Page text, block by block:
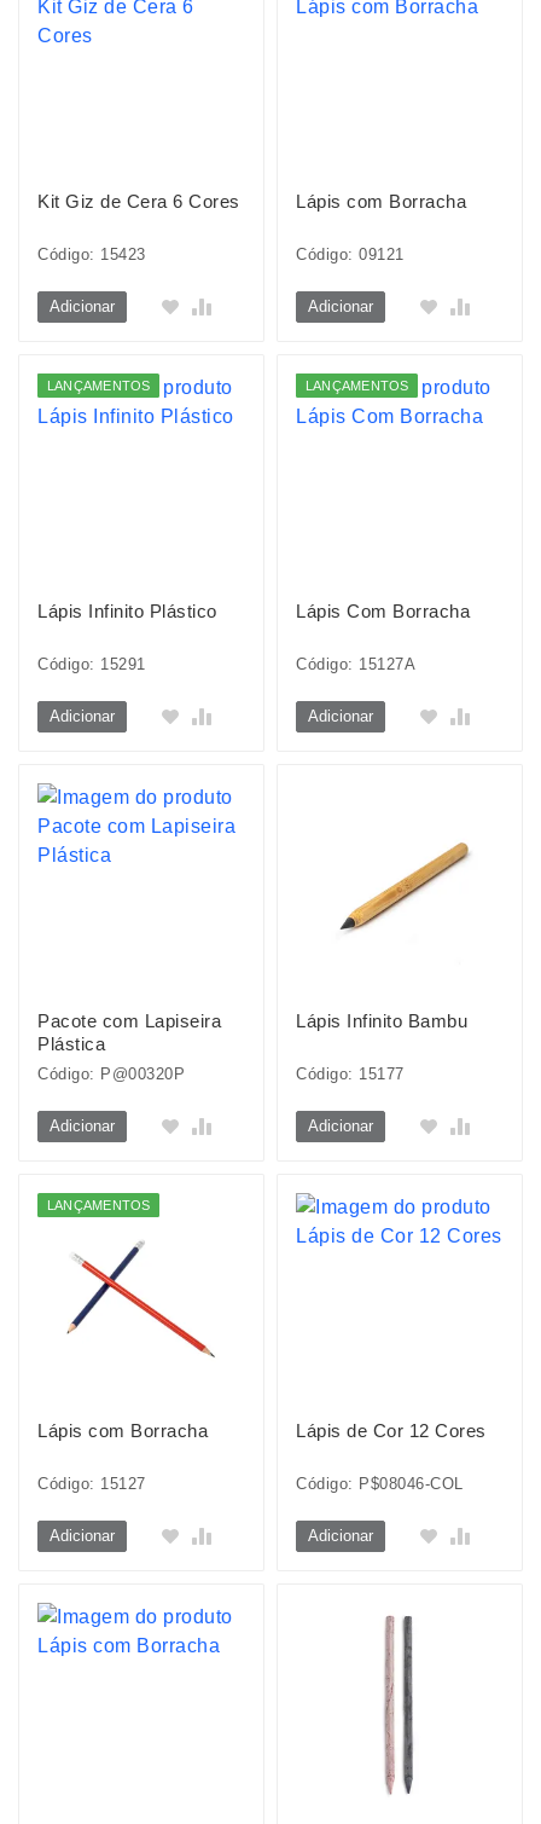
Kit Giz de Cera 6 Cores
Código: 15423
Adicionar
Lápis com Borracha
Código: 09121
Adicionar
LANÇAMENTOS
Lápis Infinito Plástico
Código: 15291
Adicionar
LANÇAMENTOS
Lápis Com Borracha
Código: 15127A
Adicionar
Pacote com Lapiseira
Plástica
Código: P@00320P
Adicionar
Lápis Infinito Bambu
Código: 15177
Adicionar
LANÇAMENTOS
Lápis com Borracha
Código: 15127
Adicionar
Lápis de Cor 12 Cores
Código: P$08046-COL
Adicionar